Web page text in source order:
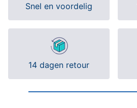
Snel en voordelig
14 dagen retour